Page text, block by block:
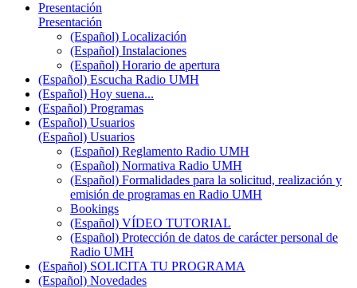
Presentación
Presentación
(Español) Localización
(Español) Instalaciones
(Español) Horario de apertura
(Español) Escucha Radio UMH
(Español) Hoy suena...
(Español) Programas
(Español) Usuarios
(Español) Usuarios
(Español) Reglamento Radio UMH
(Español) Normativa Radio UMH
(Español) Formalidades para la solicitud, realización y
emisión de programas en Radio UMH
Bookings
(Español) VÍDEO TUTORIAL
(Español) Protección de datos de carácter personal de
Radio UMH
(Español) SOLICITA TU PROGRAMA
(Español) Novedades